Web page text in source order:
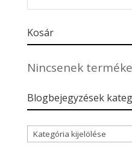
Kosár
Nincsenek
Blogbejegyzések
Blogbejegyzések
kategóriái